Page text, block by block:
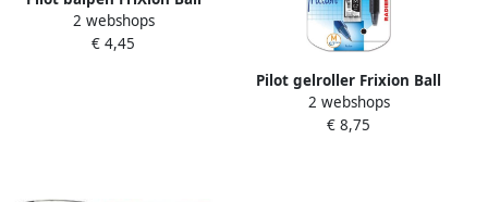
Clicker 10 zwart 12 stuks
2 webshops
€ 4,45
Pilot gelroller Frixion Ball
Clicker blister van 4 stuks(1
gelroller + 3 vullingen )
2 webshops
€ 8,75